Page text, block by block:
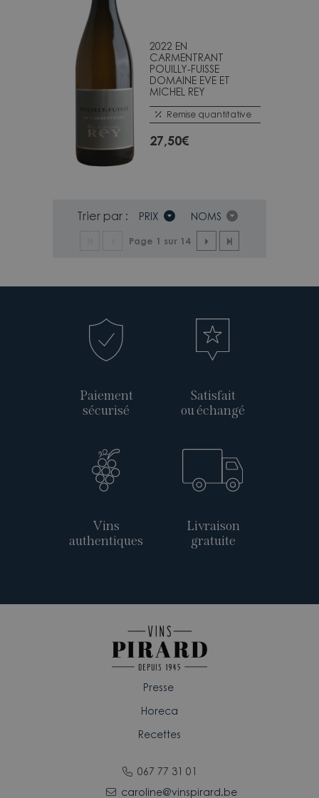
2022 EN
CARMENTRANT
POUILLY-FUISSE
DOMAINE EVE ET
MICHEL REY
Remise quantitative
27,50€
Trier par : PRIX NOMS
Page 1 sur 14
Paiement
sécurisé
Satisfait
ou échangé
Vins
authentiques
Livraison
gratuite
067 77 31 01
caroline@vinspirard.be
Presse
Horeca
Recettes